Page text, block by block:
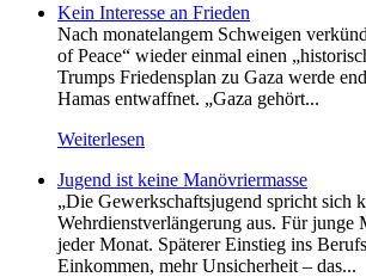
Kein Inte­resse an Frieden
Nach monatelangem Schweigen
of Peace“ wieder einmal einen
Trumps Friedensplan zu Gaza werde
Hamas entwaffnet. „Gaza gehört...
Weiterlesen
Jugend ist keine Manövriermasse
„Die Gewerkschaftsjugend spricht sich
Wehrdienstverlängerung aus. Für junge
jeder Monat. Späterer Einstieg ins
Einkommen, mehr Unsicherheit – das...